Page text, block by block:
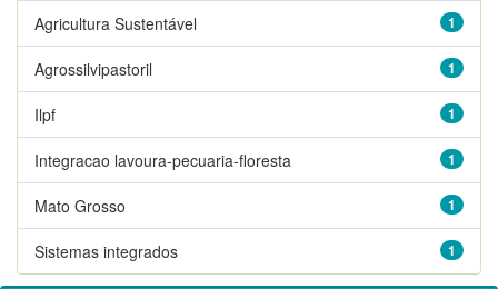
1
Agricultura Sustentável
1
Agrossilvipastoril
1
Ilpf
1
Integracao lavoura-pecuaria-floresta
1
Mato Grosso
1
Sistemas integrados